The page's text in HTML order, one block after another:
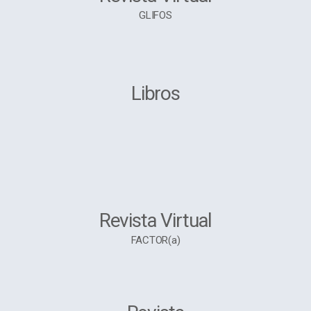
GLIFOS
Libros
Revista Virtual
FACTOR(a)